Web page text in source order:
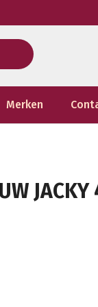
Merken